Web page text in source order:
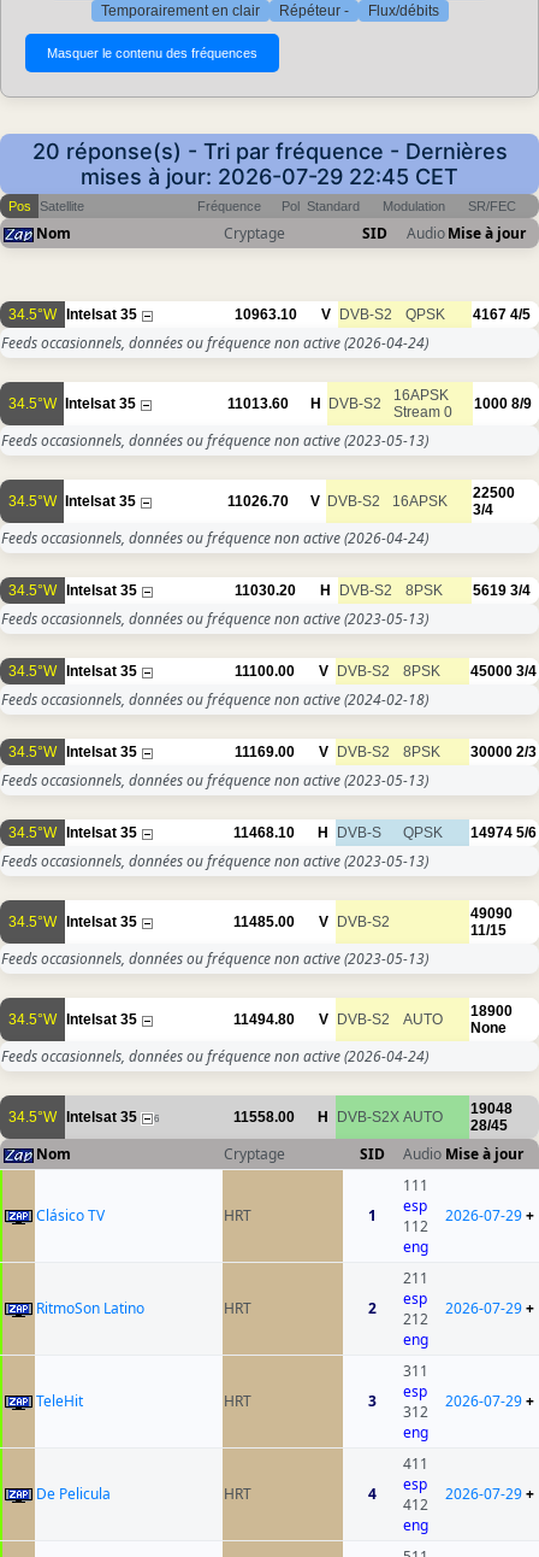
Temporairement en clair
Répéteur - Flux/débits
20 réponse(s) - Tri par fréquence - Dernières
mises à jour: 2026-07-29 22:45 CET
Pos Satellite Fréquence Pol Standard Modulation SR/FEC
Nom Cryptage SID AudioMise à jour
34.5°W Intelsat 35 10963.10 V DVB-S2 QPSK 4167 4/5
Feeds occasionnels, données ou fréquence non active(2026-04-24)
34.5°W Intelsat 35 11013.60 H DVB-S2
16APSK
Stream 0
1000 8/9
Feeds occasionnels, données ou fréquence non active(2023-05-13)
34.5°W Intelsat 35 11026.70 V DVB-S2 16APSK
22500
3/4
Feeds occasionnels, données ou fréquence non active(2026-04-24)
34.5°W Intelsat 35 11030.20 H DVB-S2 8PSK 5619 3/4
Feeds occasionnels, données ou fréquence non active(2023-05-13)
34.5°W Intelsat 35 11100.00 V DVB-S2 8PSK 45000 3/4
Feeds occasionnels, données ou fréquence non active(2024-02-18)
34.5°W Intelsat 35 11169.00 V DVB-S2 8PSK 30000 2/3
Feeds occasionnels, données ou fréquence non active(2023-05-13)
34.5°W Intelsat 35 11468.10 H DVB-S QPSK 14974 5/6
Feeds occasionnels, données ou fréquence non active(2023-05-13)
34.5°W Intelsat 35 11485.00 V DVB-S2
49090
11/15
Feeds occasionnels, données ou fréquence non active(2023-05-13)
34.5°W Intelsat 35 11494.80 V DVB-S2 AUTO
18900
None
Feeds occasionnels, données ou fréquence non active(2026-04-24)
34.5°W Intelsat 35 6 11558.00 H DVB-S2X AUTO
19048
28/45
Nom Cryptage SID Audio Mise à jour
Clásico TV HRT 1
111
esp
112
eng
2026-07-29+
RitmoSon Latino HRT 2
211
esp
212
eng
2026-07-29+
TeleHit HRT 3
311
esp
312
eng
2026-07-29+
De Pelicula HRT 4
411
esp
412
eng
2026-07-29+